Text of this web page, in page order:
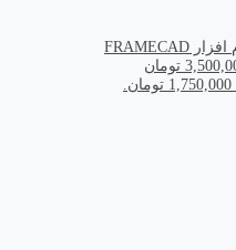
قیمت اصلی: 3,500,000 تومان